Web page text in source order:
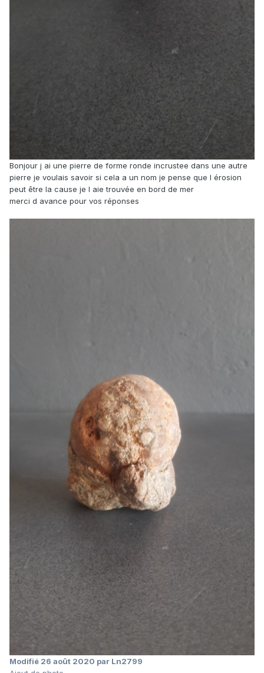
Bonjour j ai une pierre de forme ronde incrustee dans une autre
pierre je voulais savoir si cela a un nom je pense que l érosion
peut être la cause je l aie trouvée en bord de mer
merci d avance pour vos réponses
Modifié 26 août 2020 par Ln2799